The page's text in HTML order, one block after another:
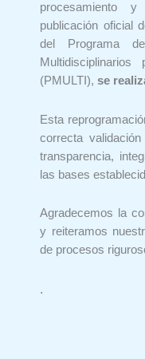
procesamiento
publicación oficial
del Programa
(PMULTI), se
Esta
correcta
transparencia,
las bases
Agradecemos la
y reiteramos
de procesos
.